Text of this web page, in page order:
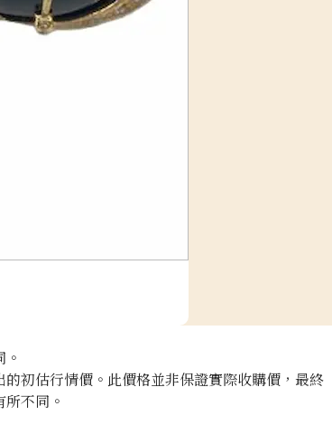
初估行情價。此價格並非保證實際收購價，最終
不同。